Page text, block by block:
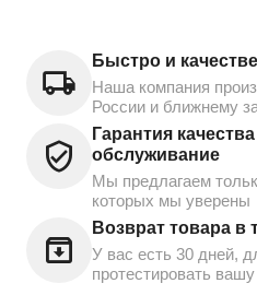
Быстро и
Наша компания
России и ближнему
Гарантия
обслуживание
Мы предлагаем
которых мы уверены
Возврат товара в
У вас есть 30 дней,
протестировать